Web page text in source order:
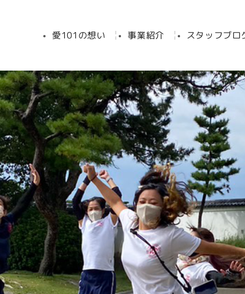
愛101の想い 事業紹介 スタッフブロ